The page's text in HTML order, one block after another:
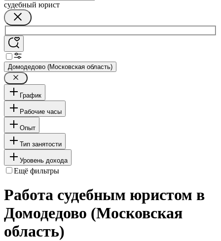
судебный юрист
Домодедово (Московская область)
График
Рабочие часы
Опыт
Тип занятости
Уровень дохода
Ещё фильтры
Работа судебным юристом в
Домодедово (Московская
область)